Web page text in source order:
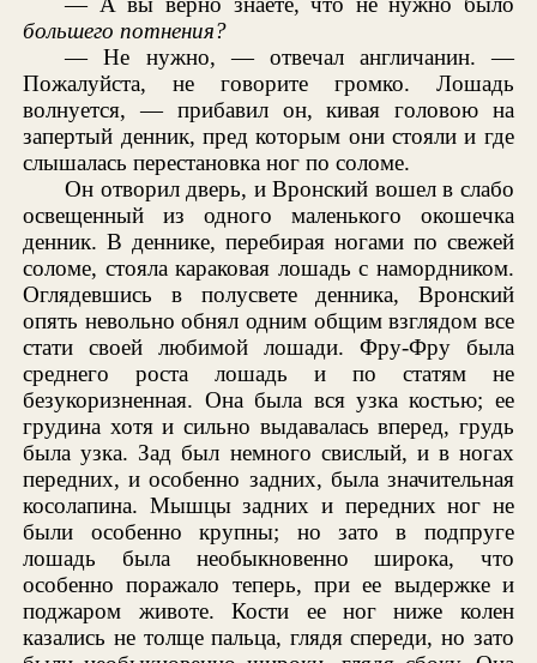
большего потнения?
— Не нужно, — отвечал англичанин. —
Пожалуйста, не говорите громко. Лошадь
волнуется, — прибавил он, кивая головою на
запертый денник, пред которым они стояли и где
слышалась перестановка ног по соломе.
Он отворил дверь, и Вронский вошел в слабо
освещенный из одного маленького окошечка
денник. В деннике, перебирая ногами по свежей
соломе, стояла караковая лошадь с намордником.
Оглядевшись в полусвете денника, Вронский
опять невольно обнял одним общим взглядом все
стати своей любимой лошади. Фру-Фру была
среднего роста лошадь и по статям не
безукоризненная. Она была вся узка костью; ее
грудина хотя и сильно выдавалась вперед, грудь
была узка. Зад был немного свислый, и в ногах
передних, и особенно задних, была значительная
косолапина. Мышцы задних и передних ног не
были особенно крупны; но зато в подпруге
лошадь была необыкновенно широка, что
особенно поражало теперь, при ее выдержке и
поджаром животе. Кости ее ног ниже колен
казались не толще пальца, глядя спереди, но зато